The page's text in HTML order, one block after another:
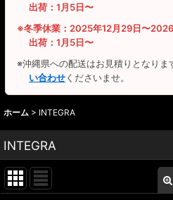
出荷：1月5日〜
※冬季休業：2025年12月29日〜
出荷：1月5日〜
※沖縄県への配送はお見積りとなりま
い合わせくださいませ。
ホーム > INTEGRA
INTEGRA